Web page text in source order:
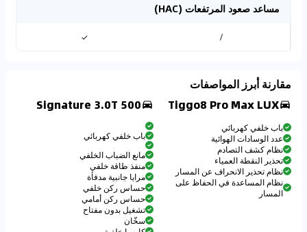
مساعد صعود المرتفعات (HAC)
/
✓
مقارنة أبرز المواصفات
Tiggo8 Pro Max LUX
باب خلفي كهربائي
عدد الوسادات الهوائية
نظام كشف التصادم
تحذير النقطة العمياء
نظام تحذير الانحراف عن المسار
نظام المساعدة في الحفاظ على
المسار
500 Signature 3.0T
باب خلفي كهربائي
مانع الضباب الخلفي
منفذ طاقة خلفي
مرايا جانبية مدفأة
حساس ركن خلفي
حساس ركن أمامي
تشغيل بدون مفتاح
سخّان